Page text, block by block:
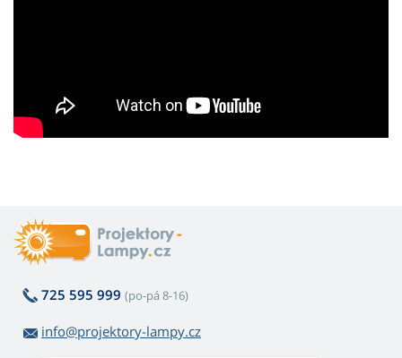
725 595 999 (po-pá 8-16)
info@projektory-lampy.cz